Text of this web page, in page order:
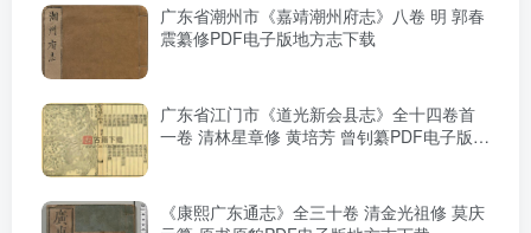
广东省潮州市《嘉靖潮州府志》八卷 明 郭春
震纂修PDF电子版地方志下载
广东省江门市《道光新会县志》全十四卷首
一卷 清林星章修 黄培芳 曾钊纂PDF电子版地
《康熙广东通志》全三十卷 清金光祖修 莫庆